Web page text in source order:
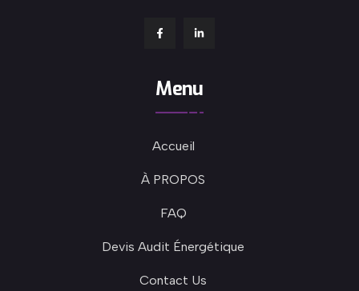
Menu
Accueil
À PROPOS
FAQ
Devis Audit Énergétique
Contact Us